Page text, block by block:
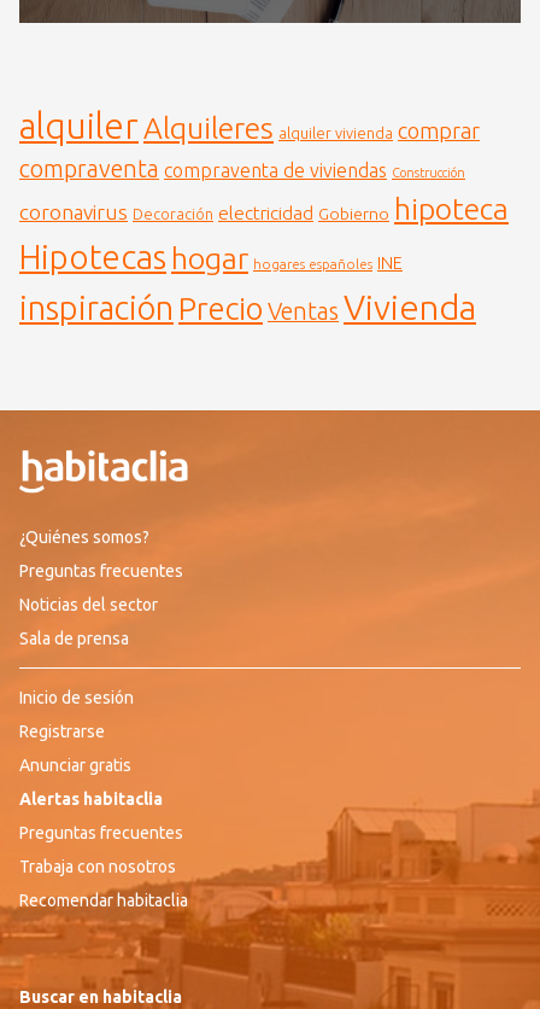
alquilerAlquileres alquiler vivienda comprar
compraventa compraventa de viviendas Construcción
coronavirus Decoración electricidad Gobierno hipoteca
Hipotecas hogar hogares españoles INE
inspiración Precio Ventas Vivienda
¿Quiénes somos?
Preguntas frecuentes
Noticias del sector
Sala de prensa
Inicio de sesión
Registrarse
Anunciar gratis
Alertas habitaclia
Preguntas frecuentes
Trabaja con nosotros
Recomendar habitaclia
Buscar en habitaclia